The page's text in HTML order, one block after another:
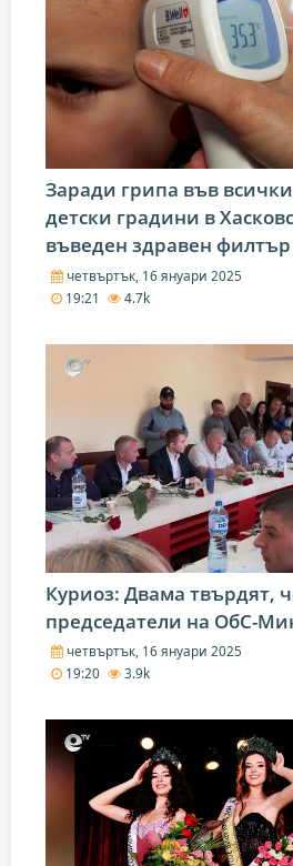
Заради грипа във
детски градини в
въведен здравен филтър
четвъртък, 16 януари 2025
19:21
4.7k
Куриоз: Двама твърдят,
председатели на ОбС-
четвъртък, 16 януари 2025
19:20
3.9k